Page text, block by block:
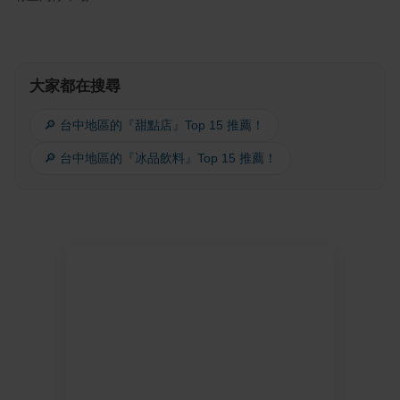
大家都在搜尋
🔎 台中地區的『甜點店』Top 15 推薦！
🔎 台中地區的『冰品飲料』Top 15 推薦！